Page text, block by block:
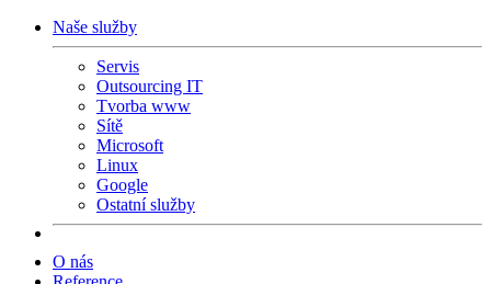
Naše služby
Servis
Outsourcing IT
Tvorba www
Sítě
Microsoft
Linux
Google
Ostatní služby
O nás